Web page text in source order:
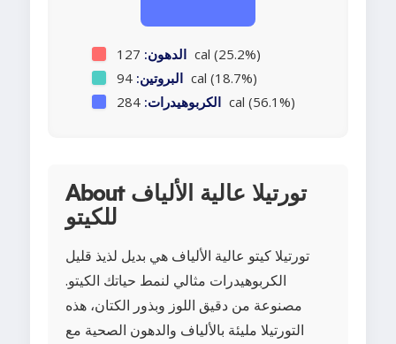
الدهون: 127 cal (25.2%)
البروتين: 94 cal (18.7%)
الكربوهيدرات: 284 cal (56.1%)
About تورتيلا عالية الألياف
للكيتو
تورتيلا كيتو عالية الألياف هي بديل لذيذ قليل
الكربوهيدرات مثالي لنمط حياتك الكيتو.
مصنوعة من دقيق اللوز وبذور الكتان، هذه
التورتيلا مليئة بالألياف والدهون الصحية مع